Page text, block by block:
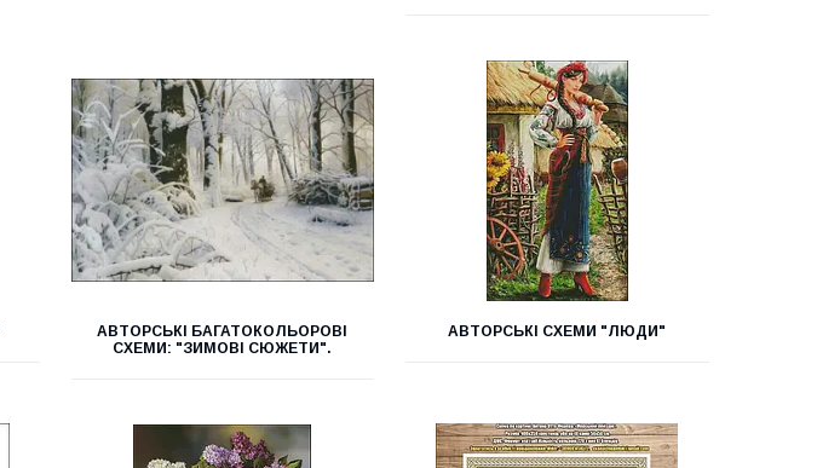
АВТОРСЬКІ БАГАТОКОЛЬОРОВІ
СХЕМИ: "ЗИМОВІ СЮЖЕТИ".
АВТОРСЬКІ СХЕМИ "ЛЮДИ"